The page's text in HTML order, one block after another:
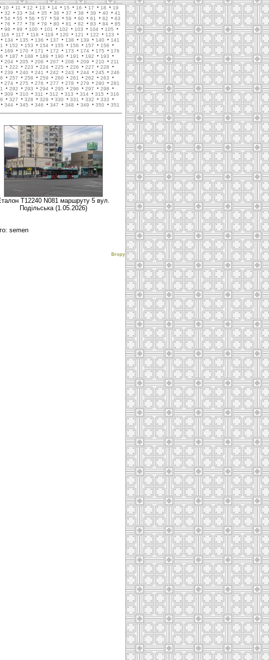
10 11 12 13 14 15 16 17 18
19
32 33 34 35 36 37 38 39 40
41
54 55 56 57 58 59 60 61 62
63
76 77 78 79 80 81 82 83 84
85
98 99 100 101 102 103 104
105
116 117 118 119 120 121 122
123
134 135 136 137 138 139 140
141
152 153 154 155 156 157
158
169 170 171 172 173 174 175
176
187 188 189 190 191 192
193
204 205 206 207 208 209 210
211
222 223 224 225 226 227
228
239 240 241 242 243 244 245
246
257 258 259 260 261 262
263
274 275 276 277 278 279 280
281
292 293 294 295 296 297
298
309 310 311 312 313 314 315
316
327 328 329 330 331 332
333
344 345 346 347 348 349 350
351
Т12240 N081 маршруту 5 вул.
Подільська (1.05.2026)
semen
Вгору